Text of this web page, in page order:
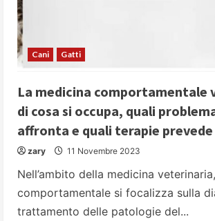
Cani Gatti
La medicina comportamentale
di cosa si occupa, quali
affronta e quali terapie prevede
zary 11 Novembre 2023
Nell’ambito della medicina
comportamentale si focalizza sulla
trattamento delle patologie del...